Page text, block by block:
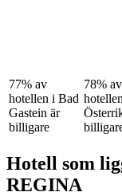
77% av
hotellen i Bad
Gastein är
billigare
78% av
Hotell som
REGINA